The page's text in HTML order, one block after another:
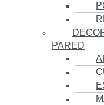
PARED